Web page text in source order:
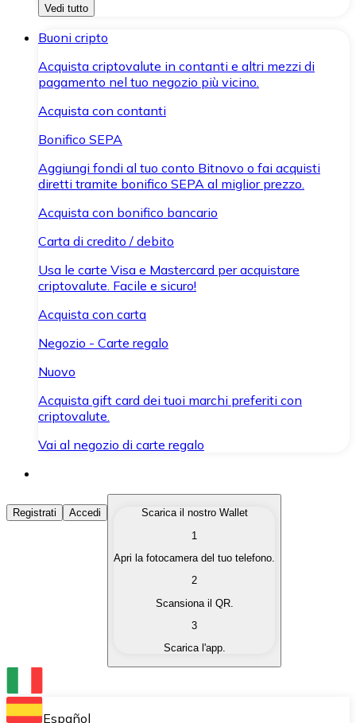
Vedi tutto
Buoni cripto
Acquista criptovalute in contanti e altri mezzi di
pagamento nel tuo negozio più vicino.
Acquista con contanti
Bonifico SEPA
Aggiungi fondi al tuo conto Bitnovo o fai acquisti
diretti tramite bonifico SEPA al miglior prezzo.
Acquista con bonifico bancario
Carta di credito / debito
Usa le carte Visa e Mastercard per acquistare
criptovalute. Facile e sicuro!
Acquista con carta
Negozio - Carte regalo
Nuovo
Acquista gift card dei tuoi marchi preferiti con
criptovalute.
Vai al negozio di carte regalo
Acquista Criptovalute
Acquista le criptovalute che ti interessano in modo
Converti le tue criptovalute in valuta fiat quando ne
Scambia una criptovaluta con un'altra
Conserva le tue cripto in un Wallet self-custodial.
Registrati Accedi
Scarica il nostro Wallet
1
Apri la fotocamera del tuo telefono.
2
Scansiona il QR.
3
Scarica l'app.
Español